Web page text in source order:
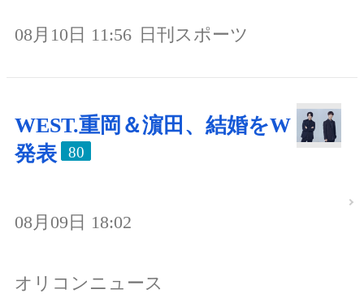
08月10日 11:56 日刊スポーツ
WEST.重岡＆濵田、結婚をW
発表
80
08月09日 18:02
オリコンニュース